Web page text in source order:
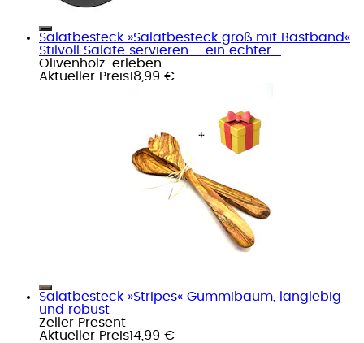
Salatbesteck »Salatbesteck groß mit Bastband«
Stilvoll Salate servieren – ein echter...
Olivenholz-erleben
Aktueller Preis18,99 €
Salatbesteck »Stripes« Gummibaum, langlebig
und robust
Zeller Present
Aktueller Preis14,99 €